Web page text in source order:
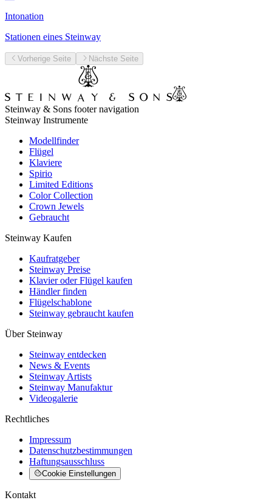
Intonation
Stationen eines Steinway
Vorherige Seite Nächste Seite
Steinway & Sons footer navigation
Steinway Instrumente
Modellfinder
Flügel
Klaviere
Spirio
Limited Editions
Color Collection
Crown Jewels
Gebraucht
Steinway Kaufen
Kaufratgeber
Steinway Preise
Klavier oder Flügel kaufen
Händler finden
Flügelschablone
Steinway gebraucht kaufen
Über Steinway
Steinway entdecken
News & Events
Steinway Artists
Steinway Manufaktur
Videogalerie
Rechtliches
Impressum
Datenschutzbestimmungen
Haftungsausschluss
Cookie Einstellungen
Kontakt